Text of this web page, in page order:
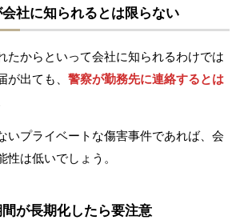
会社に知られるとは限らない
たからといって会社に知られるわけでは
が出ても、 警察が勤務先に連絡するとは
いプライベートな傷害事件であれば、会
性は低いでしょう。
間が長期化したら要注意